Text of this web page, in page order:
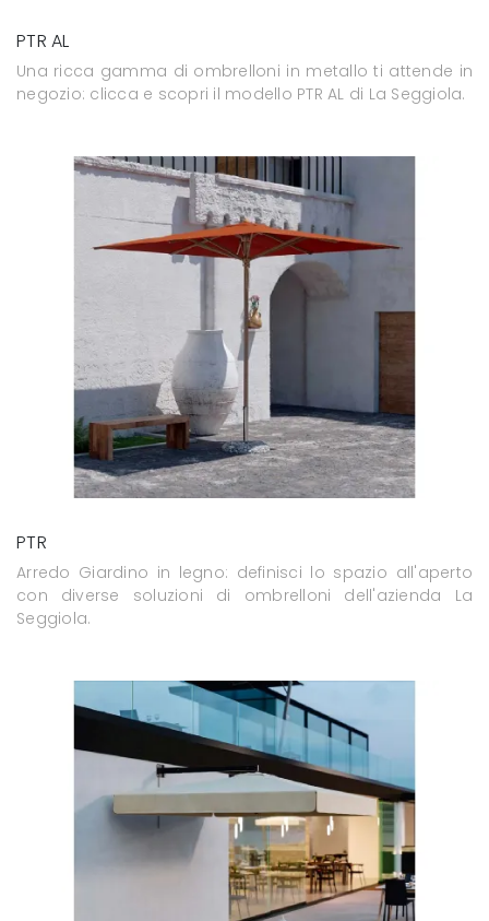
PTR AL
Una ricca gamma di ombrelloni in metallo ti attende in
negozio: clicca e scopri il modello PTR AL di La Seggiola.
PTR
Arredo Giardino in legno: definisci lo spazio all'aperto
con diverse soluzioni di ombrelloni dell'azienda La
Seggiola.